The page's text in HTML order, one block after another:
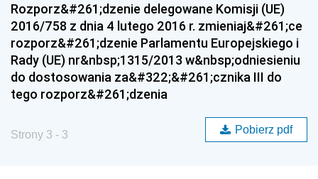
Rozporz&#261;dzenie delegowane Komisji (UE)
2016/758 z dnia 4 lutego 2016 r. zmieniaj&#261;ce
rozporz&#261;dzenie Parlamentu Europejskiego i
Rady (UE) nr&nbsp;1315/2013 w&nbsp;odniesieniu
do dostosowania za&#322;&#261;cznika III do
tego rozporz&#261;dzenia
Strony 3 - 3 Pobierz pdf